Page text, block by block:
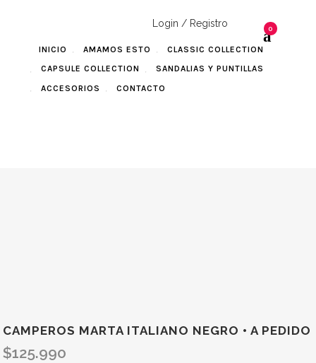
Login / Registro 0
INICIO AMAMOS ESTO
CLASSIC COLLECTION
CAPSULE COLLECTION
SANDALIAS Y PUNTILLAS
ACCESORIOS
CONTACTO
CAMPEROS MARTA ITALIANO NEGRO • A PEDIDO
$125.990